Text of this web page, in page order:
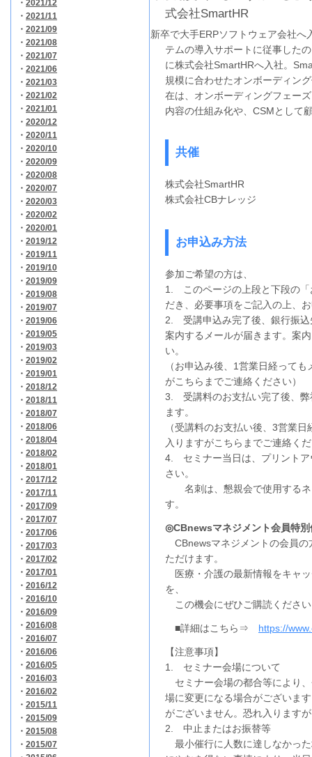
・ 2021/12
・ 2021/11
・ 2021/09
・ 2021/08
・ 2021/07
・ 2021/06
・ 2021/03
・ 2021/02
・ 2021/01
・ 2020/12
・ 2020/11
・ 2020/10
・ 2020/09
・ 2020/08
・ 2020/07
・ 2020/03
・ 2020/02
・ 2020/01
・ 2019/12
・ 2019/11
・ 2019/10
・ 2019/09
・ 2019/08
・ 2019/07
・ 2019/06
・ 2019/05
・ 2019/03
・ 2019/02
・ 2019/01
・ 2018/12
・ 2018/11
・ 2018/07
・ 2018/06
・ 2018/04
・ 2018/02
・ 2018/01
・ 2017/12
・ 2017/11
・ 2017/09
・ 2017/07
・ 2017/06
・ 2017/03
・ 2017/02
・ 2017/01
・ 2016/12
・ 2016/10
・ 2016/09
・ 2016/08
・ 2016/07
・ 2016/06
・ 2016/05
・ 2016/03
・ 2016/02
・ 2015/11
・ 2015/09
・ 2015/08
・ 2015/07
式会社SmartHR
新卒で大手ERPソフトウェア会社へ
テムの導入サポートに従事した
に株式会社SmartHRへ入社。
規模に合わせたオンボーディン
在は、オンボーディングフェー
内容の仕組み化や、CSMとして
共催
株式会社SmartHR
株式会社CBナレッジ
お申込み方法
参加ご希望の方は、
1. このページの上段と下段の「
だき、必要事項をご記入の上、
2. 受講申込み完了後、銀行振込
案内するメールが届きます。案
い。
（お申込み後、1営業日経って
がこちらまでご連絡ください）
3. 受講料のお支払い完了後、弊
ます。
（受講料のお支払い後、3営業
入りますがこちらまでご連絡く
4. セミナー当日は、プリントア
さい。
名刺は、懇親会で使用するネ
す。
◎CBnewsマネジメント会員特別
CBnewsマネジメントの会員の
ただけます。
医療・介護の最新情報をキャ
を、
この機会にぜひご購読くださ
■詳細はこちら⇒ https://
【注意事項】
1. セミナー会場について
セミナー会場の都合等により
場に変更になる場合がございま
がございません。恐れ入ります
2. 中止またはお振替等
最小催行に人数に達しなかっ